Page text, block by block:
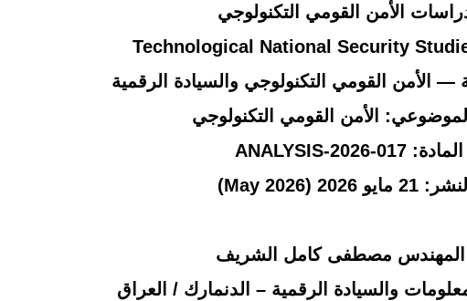
الأمن القومي التكنولوجي
Technological National Security
— الأمن القومي التكنولوجي والسيادة الرقمية
الأمن القومي التكنولوجي
ANALYSIS-2026-017
مايو 2026
(May 2026)
المهندس مصطفى كامل الشريف
والسيادة الرقمية – الدنمارك / العراق